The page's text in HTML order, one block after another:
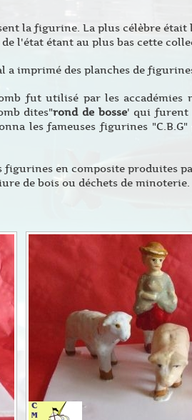
la figurine. La plus célèbre
l'état étant au plus bas cette
imprimé des planches de
fut utilisé par les
dites"rond de bosse' qui furent
les fameuses figurines
en composite produites
de bois ou déchets de minoterie.